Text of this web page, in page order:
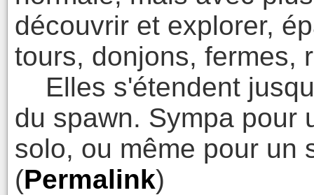
découvrir et explorer,
tours, donjons, fermes,
Elles s'étendent
du spawn. Sympa pour
solo, ou même pour un
(Permalink)